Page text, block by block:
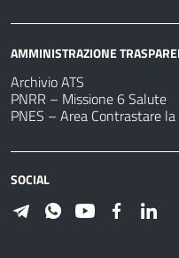
AMMINISTRAZIONE
Archivio ATS
PNRR – Missione 6 Salute
PNES – Area Contrastare
SOCIAL